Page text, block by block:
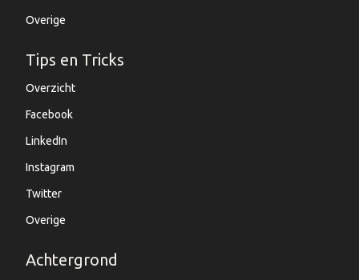
Overige
Tips en Tricks
Overzicht
Facebook
LinkedIn
Instagram
Twitter
Overige
Achtergrond